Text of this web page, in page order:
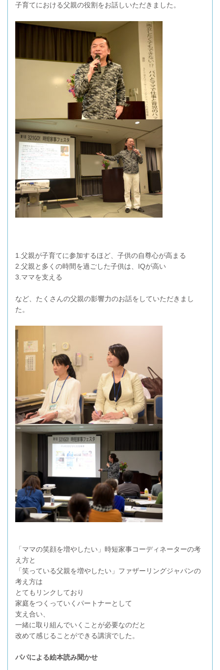
子育てにおける父親の役割をお話しいただきました。
1.父親が子育てに参加するほど、子供の自尊心が高まる
2.父親と多くの時間を過ごした子供は、IQが高い
3.ママを支える
など、たくさんの父親の影響力のお話をしていただきまし
た。
「ママの笑顔を増やしたい」時短家事コーディネーターの考
え方と
「笑っている父親を増やしたい」ファザーリングジャパンの
考え方は
とてもリンクしており
家庭をつくっていくパートナーとして
支え合い、
一緒に取り組んでいくことが必要なのだと
改めて感じることができる講演でした。
パパによる絵本読み聞かせ